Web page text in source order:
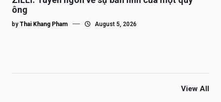
ông
by Thai Khang Pham August 5, 2026
View All